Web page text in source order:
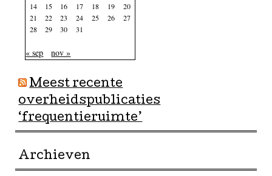
14
15 16 17 18 19
20
21
22 23 24 25 26
27
28
29 30 31
« sep nov »
Meest recente
overheidspublicaties
‘frequentieruimte’
Archieven